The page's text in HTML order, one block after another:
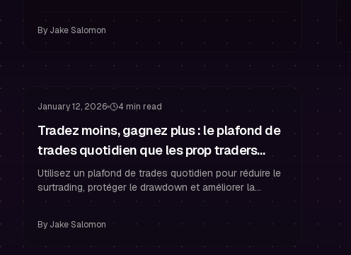
gestion du risque stricte.
By Jake Salomon
Gestion du Risque Surtrading
January 12, 2026 4 min read
Tradez moins, gagnez plus : le plafond de
trades quotidien que les prop traders
utilisent pour un P&L constant
Utilisez un plafond de trades quotidien pour réduire le
surtrading, protéger le drawdown et améliorer la
constance du trader financé avec des règles A+
By Jake Salomon